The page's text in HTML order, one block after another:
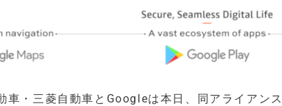
車・三菱自動車とGoogleは本日、同アライアン